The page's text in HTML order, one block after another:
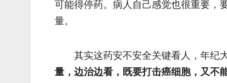
可能得停药。病人自己感觉也很重要，
量。
其实这药安不安全关键看人，年纪大
量，边治边看，既要打击癌细胞，又不